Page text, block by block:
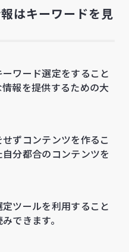
はキーワードを見
ワード選定をすること
報を提供するための大
ずコンテンツを作るこ
分都合のコンテンツを
ツールを利用すること
できます。